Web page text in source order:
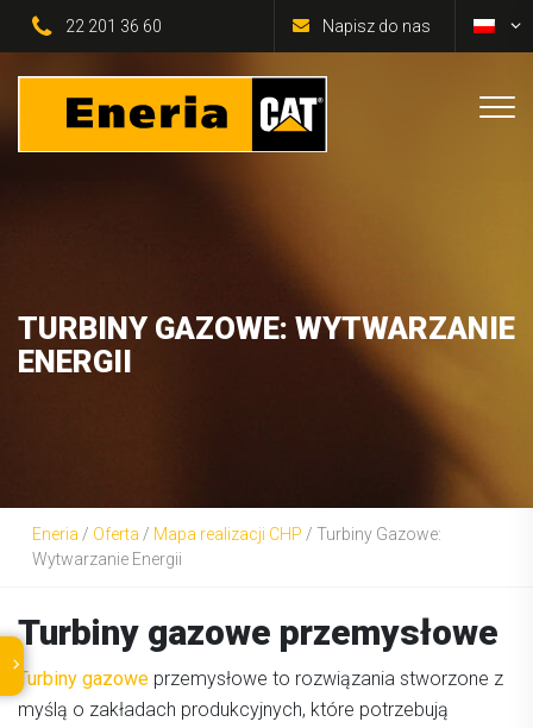
22 201 36 60 Napisz do nas
TURBINY GAZOWE: WYTWARZANIE
ENERGII
Eneria / Oferta / Mapa realizacji CHP / Turbiny Gazowe:
Wytwarzanie Energii
Turbiny gazowe przemysłowe
Turbiny gazowe przemysłowe to rozwiązania stworzone z
myślą o zakładach produkcyjnych, które potrzebują